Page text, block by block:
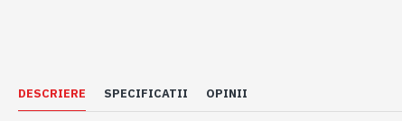
DESCRIERE SPECIFICATII OPINII